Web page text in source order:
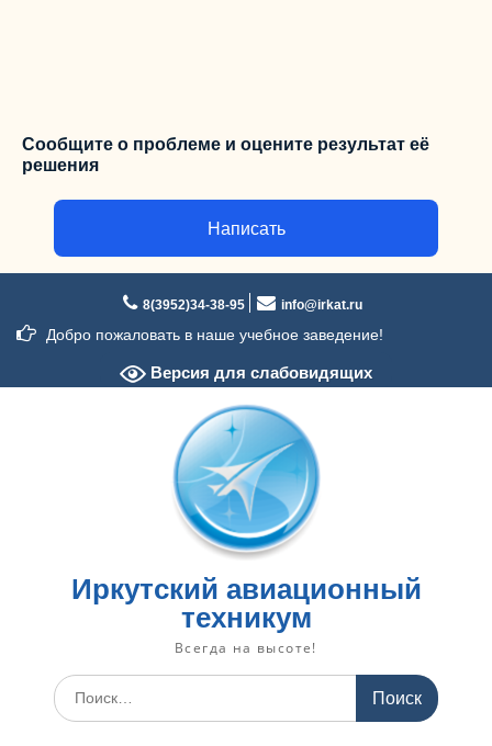
Сообщите о проблеме и оцените результат её
решения
Написать
содержимому
8(3952)34-38-95 info@irkat.ru
Добро пожаловать в наше учебное заведение!
Версия для слабовидящих
Иркутский авиационный
техникум
Всегда на высоте!
Искать: